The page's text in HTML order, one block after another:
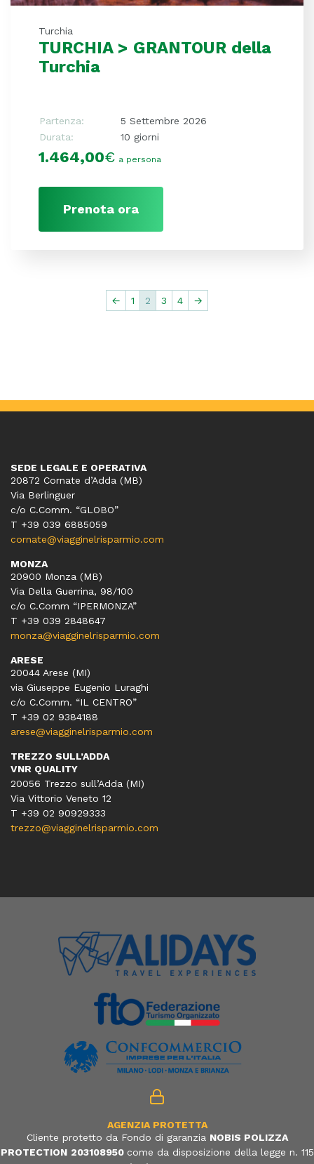
Turchia
TURCHIA > GRANTOUR della
Turchia
Partenza:
5 Settembre 2026
Durata:
10 giorni
1.464,00€ a persona
Prenota ora
← 1 2 3 4 →
SEDE LEGALE E OPERATIVA
20872 Cornate d’Adda (MB)
Via Berlinguer
c/o C.Comm. “GLOBO”
T +39 039 6885059
cornate@viagginelrisparmio.com
MONZA
20900 Monza (MB)
Via Della Guerrina, 98/100
c/o C.Comm “IPERMONZA”
T +39 039 2848647
monza@viagginelrisparmio.com
ARESE
20044 Arese (MI)
via Giuseppe Eugenio Luraghi
c/o C.Comm. “IL CENTRO”
T +39 02 9384188
arese@viagginelrisparmio.com
TREZZO SULL’ADDA
VNR QUALITY
20056 Trezzo sull’Adda (MI)
Via Vittorio Veneto 12
T +39 02 90929333
trezzo@viagginelrisparmio.com
AGENZIA PROTETTA
Cliente protetto da Fondo di garanzia NOBIS POLIZZA
PROTECTION 203108950 come da disposizione della legge n. 115